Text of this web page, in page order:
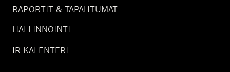
RAPORTIT & TAPAHTUMAT
HALLINNOINTI
IR-KALENTERI